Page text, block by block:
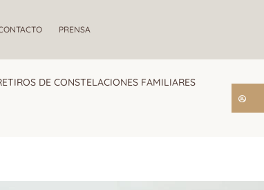
PRENSA
DE CONSTELACIONES FAMILIARES